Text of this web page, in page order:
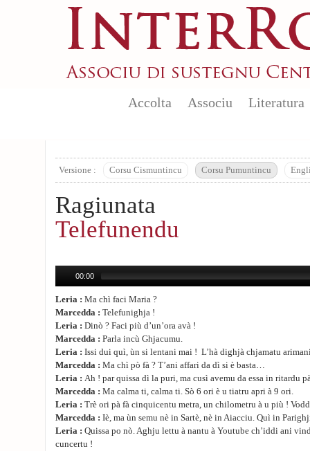
Accolta Associu Literatura
Versione : Corsu Cismuntincu Corsu Pumuntincu
Ragiunata
Telefunendu
00:00
Leria : Ma chì faci Maria ?
Marcedda : Telefunighja !
Leria : Dinò ? Faci più d’un’ora avà !
Marcedda : Parla incù Ghjacumu.
Leria : Issi dui quì, ùn si lentani mai ! L’hà dighjà chjamatu
Marcedda : Ma chì pò fà ? T’ani affari da dì si è basta…
Leria : Ah ! par quissa dì la puri, ma cusì avemu da essa in ritardu
Marcedda : Ma calma ti, calma ti. Sò 6 ori è u tiatru apri à 9 ori.
Leria : Trè ori pà fà cinquicentu metra, un chilometru à u più !
Marcedda : Iè, ma ùn semu nè in Sartè, nè in Aiacciu. Quì in
Leria : Quissa po nò. Aghju lettu à nantu à Youtube ch’iddi ani
cuncertu !